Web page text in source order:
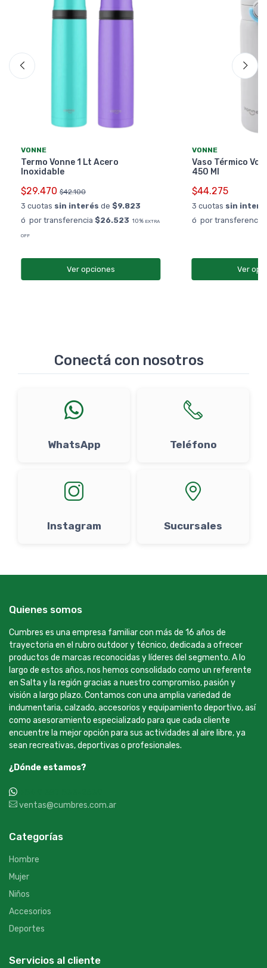
VONNE
Termo Vonne 1 Lt Acero
Inoxidable
$29.470 $42.100
3 cuotas sin interés de $9.823
ó por transferencia $26.523 10% EXTRA
OFF
Ver opciones
VONNE
Vaso Térmico
450 Ml
$44.275
3 cuotas sin
ó por transferencia
Ver
Conectá con nosotros
WhatsApp Teléfono
Instagram Sucursales
Quienes somos
Cumbres es una empresa familiar con más de 16 años de
trayectoria en el rubro outdoor y técnico, dedicada a ofrecer
productos de marcas reconocidas y líderes del segmento. A lo
largo de estos años, nos hemos consolidado como un referente
en Salta y la región gracias a nuestro compromiso, pasión y
visión a largo plazo. Contamos con una amplia variedad de
indumentaria, calzado, accesorios y equipamiento deportivo, así
como asesoramiento especializado para que cada cliente
encuentre la mejor opción para sus actividades al aire libre, ya
sean recreativas, deportivas o profesionales.
¿Dónde estamos?
ventas@cumbres.com.ar
Categorías
Hombre
Mujer
Niños
Accesorios
Deportes
Servicios al cliente